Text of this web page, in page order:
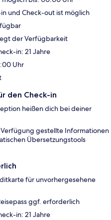
und Check-out ist möglich
der Verfügbarkeit
in: 21 Jahre
Uhr
den Check-in
heißen dich bei deiner
gestellte Informationen
Übersetzungstools
für unvorhergesehene
ggf. erforderlich
in: 21 Jahre